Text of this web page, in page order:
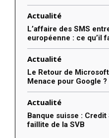
Actualité
L’affaire des SMS
européenne : ce qu’il
Actualité
Le Retour de
Menace pour Google ?
Actualité
Banque suisse :
faillite de la SVB